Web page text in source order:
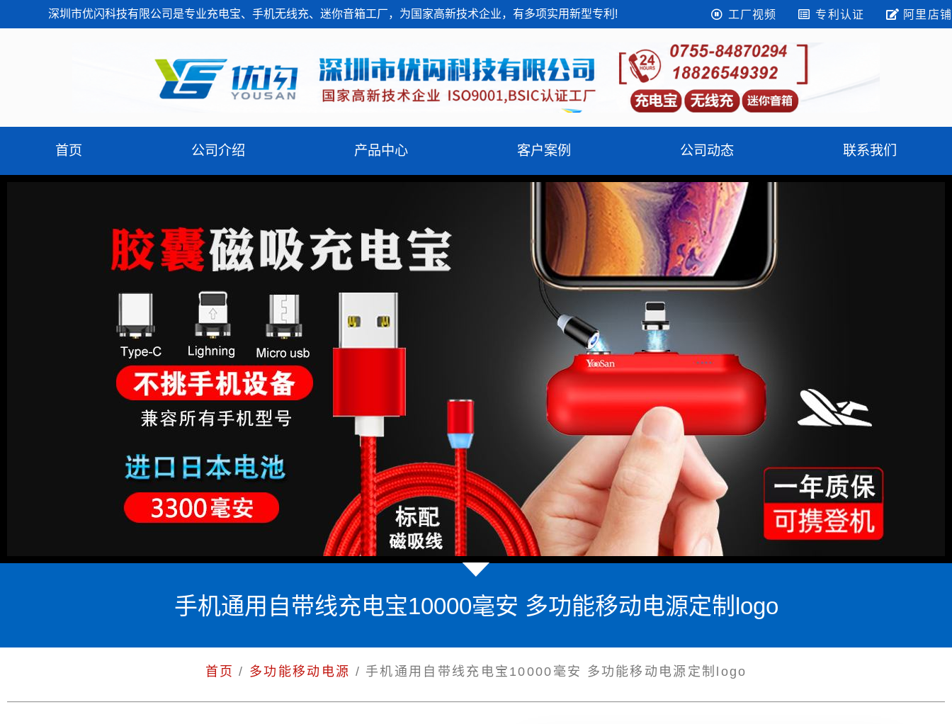
深圳市优闪科技有限公司是专业充电宝、手机无线充、迷你音箱工厂，为国家高新技术企业，有多项实用新型专利! 工厂视频 专利认证 阿里店铺
首页 公司介绍 产品中心 客户案例 公司动态 联系我们
手机通用自带线充电宝10000毫安 多功能移动电源定制logo
首页 / 多功能移动电源 / 手机通用自带线充电宝10000毫安 多功能移动电源定制logo